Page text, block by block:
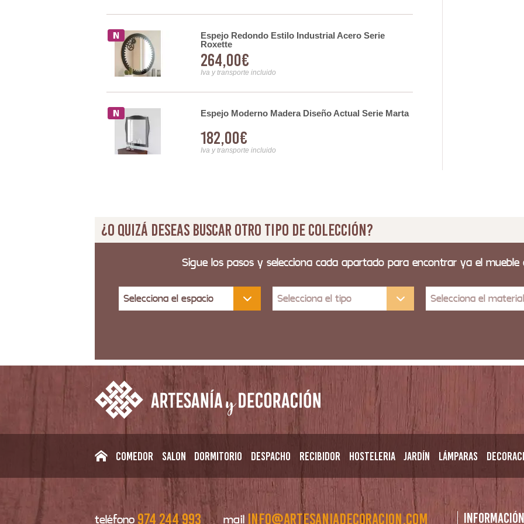
Espejo Redondo Estilo Industrial Acero Serie
Roxette
264,00€
Iva y transporte incluido
Espejo Moderno Madera Diseño Actual Serie Marta
182,00€
Iva y transporte incluido
¿O quizá deseas buscar otro tipo de colección?
Sigue los pasos y selecciona cada apartado para encontrar ya el
Selecciona el espacio Selecciona el tipo Selecciona el material
Comedor Salon Dormitorio Despacho Recibidor Hosteleria Jardín Lámparas
teléfono974 244 993 mail info@artesaniadecoracion.com Información